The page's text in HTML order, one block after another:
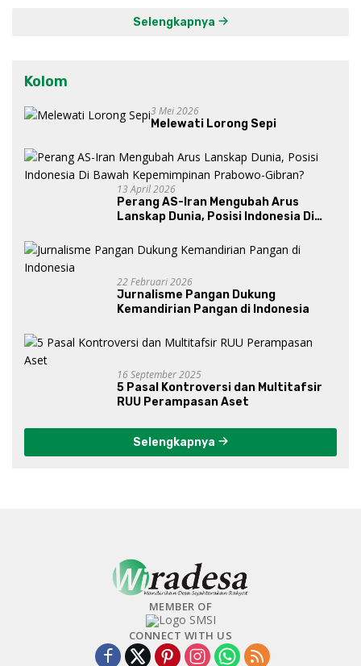
Selengkapnya
Kolom
3 Mei 2026
Melewati Lorong Sepi
13 April 2026
Perang AS-Iran Mengubah Arus
Lanskap Dunia, Posisi Indonesia Di
Gibran?
22 Februari 2026
Jurnalisme Pangan Dukung
Kemandirian Pangan di Indonesia
16 September 2025
5 Pasal Kontroversi dan Multitafsir
RUU Perampasan Aset
Selengkapnya
MEMBER OF
CONNECT WITH US